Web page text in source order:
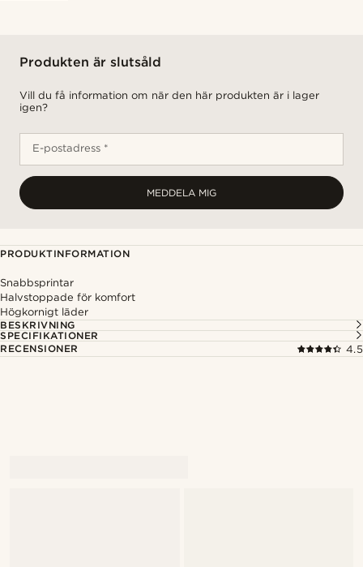
Produkten är slutsåld
Vill du få information om när den här produkten är i lager
igen?
E-postadress *
MEDDELA MIG
PRODUKTINFORMATION
Snabbsprintar
Halvstoppade för komfort
Högkornigt läder
BESKRIVNING
SPECIFIKATIONER
RECENSIONER
4.5